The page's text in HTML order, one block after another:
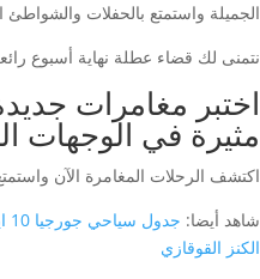
الجميلة واستمتع بالحفلات والشواطئ
نتمنى لك قضاء عطلة نهاية أسبوع
اختبر مغامرات
مثيرة في الوجهات
اكتشف الرحلات المغامرة الآن
شاهد أيضا:
الكنز القوقازي